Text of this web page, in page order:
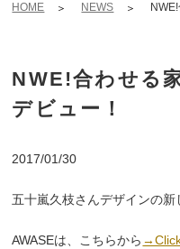
HOME NEWS
NWE!合わせる
デビュー！
2017/01/30
五十嵐久枝さんデザインの新
AWASEは、こちらから